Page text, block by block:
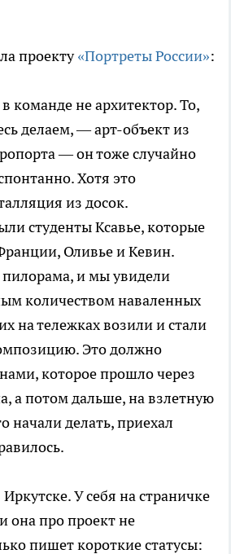
проекту«Портреты России»:
команде не архитектор. То,
делаем, — арт-объект из
— он тоже случайно
Хотя это
из досок.
студенты Ксавье, которые
Оливье и Кевин.
и мы увидели
количеством наваленных
на тележках возили и стали
Это должно
которое прошло через
а потом дальше, на взлетную
начали делать, приехал
У себя на страничке
она про проект не
пишет короткие статусы: